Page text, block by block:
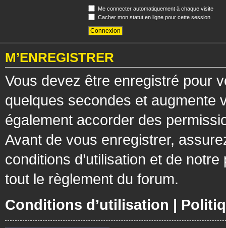
Me connecter automatiquement à chaque visite
Cacher mon statut en ligne pour cette session
M’ENREGISTRER
Vous devez être enregistré pour
quelques secondes et augmente
également accorder des
Avant de vous enregistrer,
conditions d’utilisation et de
tout le règlement du forum.
Conditions d’utilisation |